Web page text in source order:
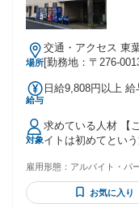
場所
交通・アクセス 東
[勤務地：〒276-
給与
日給9,808円以上 給与
家族手当金額：な
額：なし ・
対象
求めている人材 【こんな人が
イトは初めてとい
資格者も歓迎！ 経
通誘導、警備業務をお
お持ちの方は、 現
雇用形態： アルバイト・パ
お気に入り